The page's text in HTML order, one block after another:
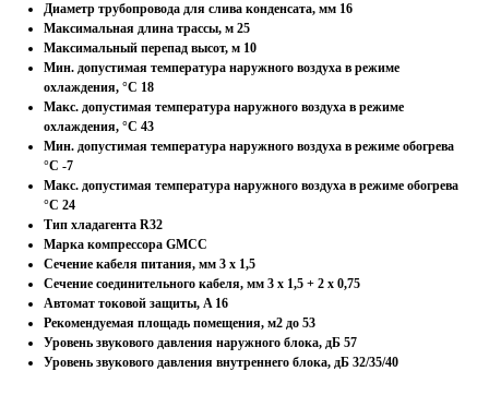
Диаметр трубопровода для слива конденсата, мм 16
Максимальная длина трассы, м 25
Максимальный перепад высот, м 10
Мин. допустимая температура наружного воздуха в режиме
охлаждения, °С 18
Макс. допустимая температура наружного воздуха в режиме
охлаждения, °С 43
Мин. допустимая температура наружного воздуха в режиме обогрева
°С -7
Макс. допустимая температура наружного воздуха в режиме обогрева
°С 24
Тип хладагента R32
Марка компрессора GMCC
Сечение кабеля питания, мм 3 х 1,5
Сечение соединительного кабеля, мм 3 х 1,5 + 2 х 0,75
Автомат токовой защиты, A 16
Рекомендуемая площадь помещения, м2 до 53
Уровень звукового давления наружного блока, дБ 57
Уровень звукового давления внутреннего блока, дБ 32/35/40